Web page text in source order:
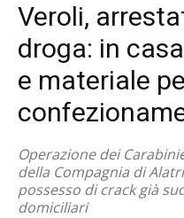
Veroli,
droga: in
e materiale
Operazione dei
della Compagnia di
possesso di crack già
domiciliari